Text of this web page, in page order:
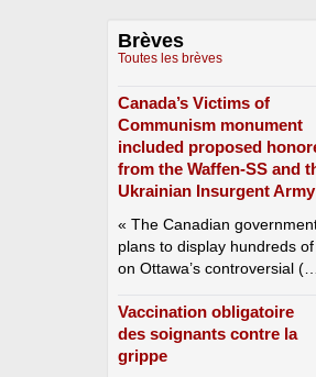
Brèves
Toutes les brèves
Canada’s Victims of
Communism monument
included proposed
from the Waffen-SS and
Ukrainian Insurgent Army
« The Canadian
plans to display hundreds
on Ottawa’s controversial
Vaccination obligatoire
des soignants contre la
grippe